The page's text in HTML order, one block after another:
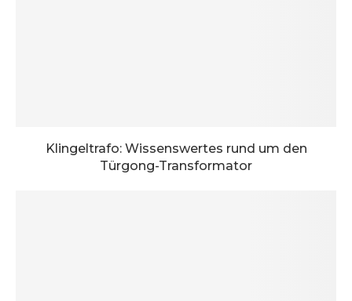
Klingeltrafo: Wissenswertes rund um den
Türgong-Transformator